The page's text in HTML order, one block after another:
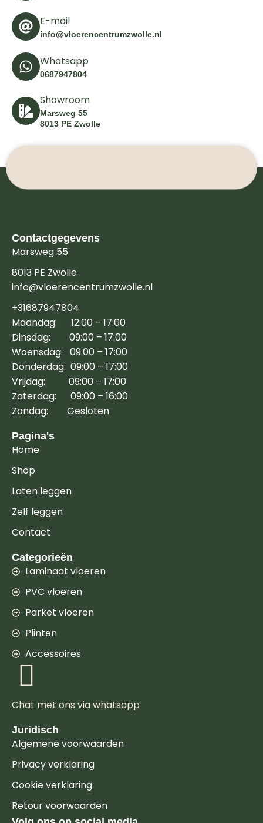
E-mail
info@vloerencentrumzwolle.nl
Whatsapp
0687947804
Showroom
Marsweg 55
8013 PE Zwolle
Contactgegevens
Marsweg 55
8013 PE Zwolle
info@vloerencentrumzwolle.nl
+31687947804
Maandag: 12:00 – 17:00
Dinsdag: 09:00 – 17:00
Woensdag: 09:00 – 17:00
Donderdag: 09:00 – 17:00
Vrijdag: 09:00 – 17:00
Zaterdag: 09:00 – 16:00
Zondag: Gesloten
Pagina's
Home
Shop
Laten leggen
Zelf leggen
Contact
Categorieën
Laminaat vloeren
PVC vloeren
Parket vloeren
Plinten
Accessoires
Chat met ons via whatsapp
Juridisch
Algemene voorwaarden
Privacy verklaring
Cookie verklaring
Retour voorwaarden